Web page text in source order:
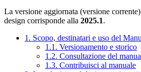
La versione aggiornata (versione
design corrisponde alla 2025.1.
1. Scopo, destinatari e uso del
1.1. Versionamento e storico
1.2. Consultazione del
1.3. Contribuisci al manuale